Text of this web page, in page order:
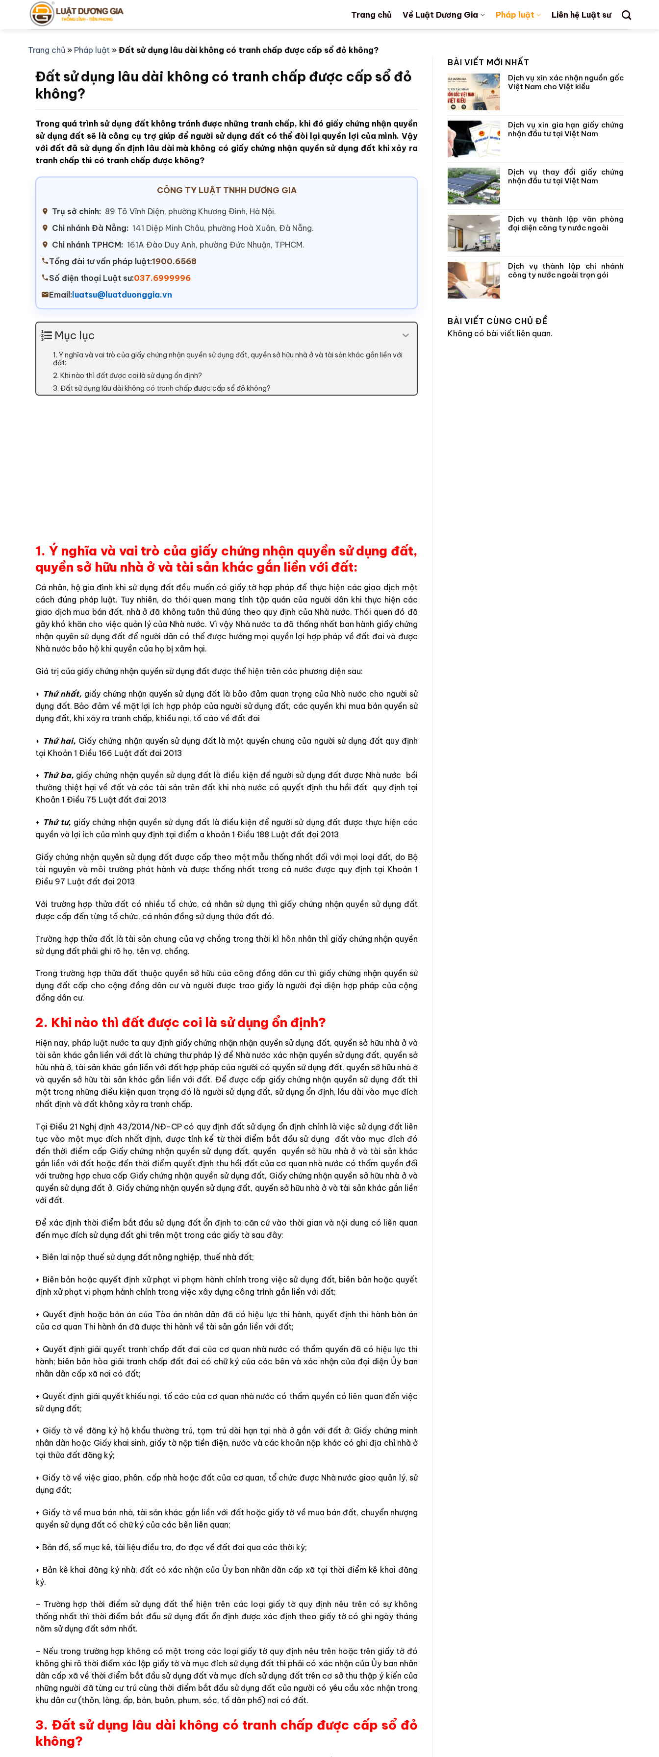
Trang chủ Về Luật Dương Gia Pháp luật Liên hệ Luật sư
Trang chủ » Pháp luật » Đất sử dụng lâu dài không có tranh chấp được cấp sổ đỏ không?
Đất sử dụng lâu dài không có tranh chấp được cấp sổ đỏ
không?
Trong quá trình sử dụng đất không tránh được những tranh chấp, khi đó giấy chứng nhận quyền
sử dụng đất sẽ là công cụ trợ giúp để người sử dụng đất có thể đòi lại quyền lợi của mình. Vậy
với đất đã sử dụng ổn định lâu dài mà không có giấy chứng nhận quyền sử dụng đất khi xảy ra
tranh chấp thì có tranh chấp được không?
CÔNG TY LUẬT TNHH DƯƠNG GIA
Trụ sở chính: 89 Tô Vĩnh Diện, phường Khương Đình, Hà Nội.
Chi nhánh Đà Nẵng: 141 Diệp Minh Châu, phường Hoà Xuân, Đà Nẵng.
Chi nhánh TPHCM: 161A Đào Duy Anh, phường Đức Nhuận, TPHCM.
Tổng đài tư vấn pháp luật:1900.6568
Số điện thoại Luật sư:037.6999996
Email: luatsu@luatduonggia.vn
Mục lục
1. Ý nghĩa và vai trò của giấy chứng nhận quyền sử dụng đất, quyền sở hữu nhà ở và tài sản khác gắn liền với
đất:
2. Khi nào thì đất được coi là sử dụng ổn định?
3. Đất sử dụng lâu dài không có tranh chấp được cấp sổ đỏ không?
1. Ý nghĩa và vai trò của giấy chứng nhận quyền sử dụng đất,
quyền sở hữu nhà ở và tài sản khác gắn liền với đất:
Cá nhân, hộ gia đình khi sử dụng đất đều muốn có giấy tờ hợp pháp để thực hiện các giao dịch một
cách đúng pháp luật. Tuy nhiên, do thói quen mang tính tập quán của người dân khi thực hiện các
giao dịch mua bán đất, nhà ở đã không tuân thủ đúng theo quy định của Nhà nước. Thói quen đó đã
gây khó khăn cho việc quản lý của Nhà nước. Vì vậy Nhà nước ta đã thống nhất ban hành giấy chứng
nhận quyên sử dụng đất để người dân có thể được hưởng mọi quyền lợi hợp pháp về đất đai và được
Nhà nước bảo hộ khi quyền của họ bị xâm hại.
Giá trị của giấy chứng nhận quyền sử dụng đất được thể hiện trên các phương diện sau:
+ Thứ nhất, giấy chứng nhận quyền sử dụng đất là bảo đảm quan trọng của Nhà nước cho người sử
dụng đất. Bảo đảm về mặt lợi ích hợp pháp của người sử dụng đất, các quyền khi mua bán quyền sử
dụng đất, khi xảy ra tranh chấp, khiếu nại, tố cáo về đất đai
+ Thứ hai, Giấy chứng nhận quyền sử dụng đất là một quyền chung của người sử dụng đất quy định
tại Khoản 1 Điều 166 Luật đất đai 2013
+ Thứ ba, giấy chứng nhận quyền sử dụng đất là điều kiện để người sử dụng đất được Nhà nước bồi
thường thiệt hại về đất và các tài sản trên đất khi nhà nước có quyết định thu hồi đất quy định tại
Khoản 1 Điều 75 Luật đất đai 2013
+ Thứ tư, giấy chứng nhận quyền sử dụng đất là điều kiện để người sử dụng đất được thực hiện các
quyền và lợi ích của mình quy định tại điểm a khoản 1 Điều 188 Luật đất đai 2013
Giấy chứng nhận quyên sử dụng đất được cấp theo một mẫu thống nhất đối với mọi loại đất, do Bộ
tài nguyên và môi trường phát hành và được thống nhất trong cả nước được quy định tại Khoản 1
Điều 97 Luật đất đai 2013
Với trường hợp thửa đất có nhiều tổ chức, cá nhân sử dụng thì giấy chứng nhận quyền sử dụng đất
được cấp đến từng tổ chức, cá nhân đồng sử dụng thửa đất đó.
Trường hợp thửa đất là tài sản chung của vợ chồng trong thời kì hôn nhân thì giấy chứng nhận quyền
sử dụng đất phải ghi rõ họ, tên vợ, chồng.
Trong trường hợp thửa đất thuộc quyền sở hữu của công đồng dân cư thì giấy chứng nhận quyền sử
dụng đất cấp cho cộng đồng dân cư và người được trao giấy là người đại diện hợp pháp của cộng
đồng dân cư.
2. Khi nào thì đất được coi là sử dụng ổn định?
Hiện nay, pháp luật nước ta quy định giấy chứng nhận nhận quyền sử dụng đất, quyền sở hữu nhà ở và
tài sản khác gắn liền với đất là chứng thư pháp lý để Nhà nước xác nhận quyền sử dụng đất, quyền sở
hữu nhà ở, tài sản khác gắn liền với đất hợp pháp của người có quyền sử dụng đất, quyền sở hữu nhà ở
và quyền sở hữu tài sản khác gắn liền với đất. Để được cấp giấy chứng nhận quyền sử dụng đất thì
một trong những điều kiện quan trọng đó là người sử dụng đất, sử dụng ổn định, lâu dài vào mục đích
nhất định và đất không xảy ra tranh chấp.
Tại Điều 21 Nghị định 43/2014/NĐ-CP có quy định đất sử dụng ổn định chính là việc sử dụng đất liên
tục vào một mục đích nhất định, được tính kể từ thời điểm bắt đầu sử dụng đất vào mục đích đó
đến thời điểm cấp Giấy chứng nhận quyền sử dụng đất, quyền quyền sở hữu nhà ở và tài sản khác
gắn liền với đất hoặc đến thời điểm quyết định thu hồi đất của cơ quan nhà nước có thẩm quyền đối
với trường hợp chưa cấp Giấy chứng nhận quyền sử dụng đất, Giấy chứng nhận quyền sở hữu nhà ở và
quyền sử dụng đất ở, Giấy chứng nhận quyền sử dụng đất, quyền sở hữu nhà ở và tài sản khác gắn liền
với đất.
Để xác định thời điểm bắt đầu sử dụng đất ổn định ta căn cứ vào thời gian và nội dung có liên quan
đến mục đích sử dụng đất ghi trên một trong các giấy tờ sau đây:
+ Biên lai nộp thuế sử dụng đất nông nghiệp, thuế nhà đất;
+ Biên bản hoặc quyết định xử phạt vi phạm hành chính trong việc sử dụng đất, biên bản hoặc quyết
định xử phạt vi phạm hành chính trong việc xây dựng công trình gắn liền với đất;
+ Quyết định hoặc bản án của Tòa án nhân dân đã có hiệu lực thi hành, quyết định thi hành bản án
của cơ quan Thi hành án đã được thi hành về tài sản gắn liền với đất;
+ Quyết định giải quyết tranh chấp đất đai của cơ quan nhà nước có thẩm quyền đã có hiệu lực thi
hành; biên bản hòa giải tranh chấp đất đai có chữ ký của các bên và xác nhận của đại diện Ủy ban
nhân dân cấp xã nơi có đất;
+ Quyết định giải quyết khiếu nại, tố cáo của cơ quan nhà nước có thẩm quyền có liên quan đến việc
sử dụng đất;
+ Giấy tờ về đăng ký hộ khẩu thường trú, tạm trú dài hạn tại nhà ở gắn với đất ở; Giấy chứng minh
nhân dân hoặc Giấy khai sinh, giấy tờ nộp tiền điện, nước và các khoản nộp khác có ghi địa chỉ nhà ở
tại thửa đất đăng ký;
+ Giấy tờ về việc giao, phân, cấp nhà hoặc đất của cơ quan, tổ chức được Nhà nước giao quản lý, sử
dụng đất;
+ Giấy tờ về mua bán nhà, tài sản khác gắn liền với đất hoặc giấy tờ về mua bán đất, chuyển nhượng
quyền sử dụng đất có chữ ký của các bên liên quan;
+ Bản đồ, sổ mục kê, tài liệu điều tra, đo đạc về đất đai qua các thời kỳ;
+ Bản kê khai đăng ký nhà, đất có xác nhận của Ủy ban nhân dân cấp xã tại thời điểm kê khai đăng
ký.
– Trường hợp thời điểm sử dụng đất thể hiện trên các loại giấy tờ quy định nêu trên có sự không
thống nhất thì thời điểm bắt đầu sử dụng đất ổn định được xác định theo giấy tờ có ghi ngày tháng
năm sử dụng đất sớm nhất.
– Nếu trong trường hợp không có một trong các loại giấy tờ quy định nêu trên hoặc trên giấy tờ đó
không ghi rõ thời điểm xác lập giấy tờ và mục đích sử dụng đất thì phải có xác nhận của Ủy ban nhân
dân cấp xã về thời điểm bắt đầu sử dụng đất và mục đích sử dụng đất trên cơ sở thu thập ý kiến của
những người đã từng cư trú cùng thời điểm bắt đầu sử dụng đất của người có yêu cầu xác nhận trong
khu dân cư (thôn, làng, ấp, bản, buôn, phum, sóc, tổ dân phố) nơi có đất.
3. Đất sử dụng lâu dài không có tranh chấp được cấp sổ đỏ
không?
BÀI VIẾT MỚI NHẤT
Dịch vụ xin xác nhận nguồn gốc
Việt Nam cho Việt kiều
Dịch vụ xin gia hạn giấy chứng
nhận đầu tư tại Việt Nam
Dịch vụ thay đổi giấy chứng
nhận đầu tư tại Việt Nam
Dịch vụ thành lập văn phòng
đại diện công ty nước ngoài
Dịch vụ thành lập chi nhánh
công ty nước ngoài trọn gói
BÀI VIẾT CÙNG CHỦ ĐỀ
Không có bài viết liên quan.